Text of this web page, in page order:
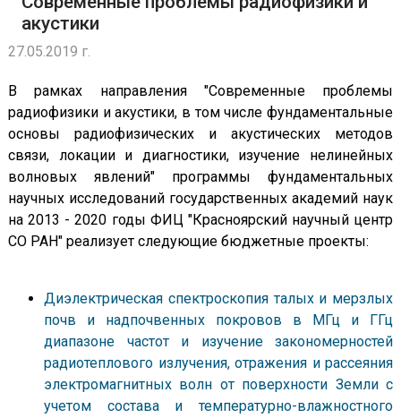
акустики
27.05.2019 г.
В рамках направления "Современные проблемы
радиофизики и акустики, в том числе фундаментальные
основы радиофизических и акустических методов
связи, локации и диагностики, изучение нелинейных
волновых явлений" программы фундаментальных
научных исследований государственных академий наук
на 2013 - 2020 годы ФИЦ "Красноярский научный центр
СО РАН" реализует следующие бюджетные проекты:
Диэлектрическая спектроскопия талых и мерзлых
почв и надпочвенных покровов в МГц и ГГц
диапазоне частот и изучение закономерностей
радиотеплового излучения, отражения и рассеяния
электромагнитных волн от поверхности Земли с
учетом состава и температурно-влажностного